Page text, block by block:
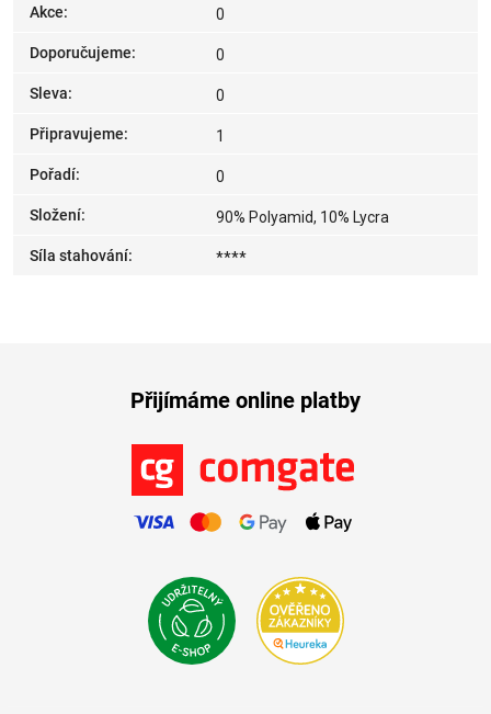
Akce: 0
Doporučujeme: 0
Sleva: 0
Připravujeme: 1
Pořadí: 0
Složení: 90% Polyamid, 10% Lycra
Síla stahování: ****
Přijímáme online platby